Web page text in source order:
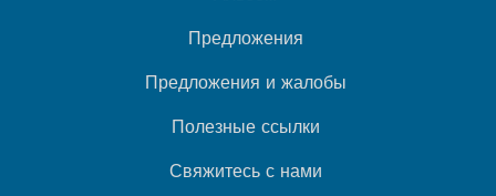
Предложения
Предложения и жалобы
Полезные ссылки
Свяжитесь с нами